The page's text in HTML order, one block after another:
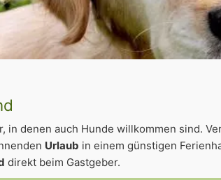
in denen auch Hunde willkommen sind.
Urlaub in einem günstigen
direkt beim Gastgeber.